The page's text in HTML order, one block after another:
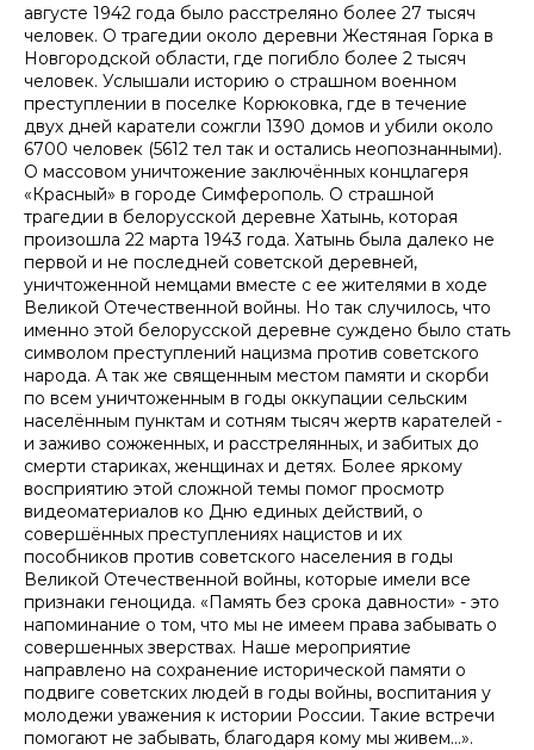
августе 1942 года было расстреляно более 27 тысяч
человек. О трагедии около деревни Жестяная Горка в
Новгородской области, где погибло более 2 тысяч
человек. Услышали историю о страшном военном
преступлении в поселке Корюковка, где в течение
двух дней каратели сожгли 1390 домов и убили около
6700 человек (5612 тел так и остались неопознанными).
О массовом уничтожение заключённых концлагеря
«Красный» в городе Симферополь. О страшной
трагедии в белорусской деревне Хатынь, которая
произошла 22 марта 1943 года. Хатынь была далеко не
первой и не последней советской деревней,
уничтоженной немцами вместе с ее жителями в ходе
Великой Отечественной войны. Но так случилось, что
именно этой белорусской деревне суждено было стать
символом преступлений нацизма против советского
народа. А так же священным местом памяти и скорби
по всем уничтоженным в годы оккупации сельским
населённым пунктам и сотням тысяч жертв карателей -
и заживо сожженных, и расстрелянных, и забитых до
смерти стариках, женщинах и детях. Более яркому
восприятию этой сложной темы помог просмотр
видеоматериалов ко Дню единых действий, о
совершённых преступлениях нацистов и их
пособников против советского населения в годы
Великой Отечественной войны, которые имели все
признаки геноцида. «Память без срока давности» - это
напоминание о том, что мы не имеем права забывать о
совершенных зверствах. Наше мероприятие
направлено на сохранение исторической памяти о
подвиге советских людей в годы войны, воспитания у
молодежи уважения к истории России. Такие встречи
помогают не забывать, благодаря кому мы живем…».